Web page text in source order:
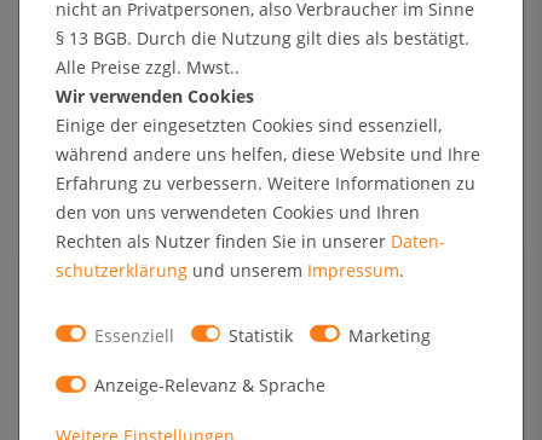
+ Sichere Zahlungsarten mit Käuferschutz oder Zahlung nach Erhalt der Ware auf Rechnung
Technische Daten
Kundenrezensionen
Angaben zur Produktsicherheit
Format
4 x DIN A4 (2x2)
Sichtmaß
440 x 615 mm
nicht an Privatpersonen, also Verbraucher im Sinne
§ 13 BGB. Durch die Nutzung gilt dies als bestätigt.
Alle Preise zzgl. Mwst..
Wir verwenden Cookies
Einige der eingesetzten Cookies sind essenziell,
während andere uns helfen, diese Website und Ihre
Erfahrung zu verbessern. Weitere Informationen zu
den von uns verwendeten Cookies und Ihren
Rechten als Nutzer finden Sie in unserer Daten­
schutz­erklärung und unserem Impressum.
Essenziell Statistik Marketing
Anzeige-Relevanz & Sprache
Weitere Einstellungen